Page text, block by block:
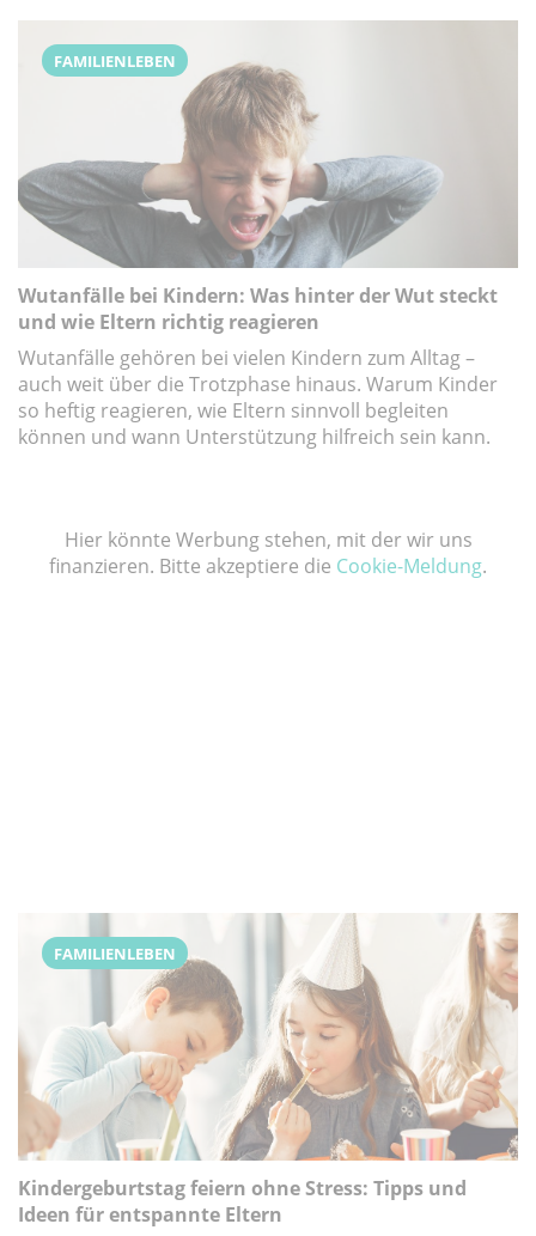
FAMILIENLEBEN
Wutanfälle bei Kindern: Was hinter der Wut steckt
und wie Eltern richtig reagieren
Wutanfälle gehören bei vielen Kindern zum Alltag –
auch weit über die Trotzphase hinaus. Warum Kinder
so heftig reagieren, wie Eltern sinnvoll begleiten
können und wann Unterstützung hilfreich sein kann.
Hier könnte Werbung stehen, mit der wir uns
finanzieren. Bitte akzeptiere die Cookie-Meldung.
FAMILIENLEBEN
Kindergeburtstag feiern ohne Stress: Tipps und
Ideen für entspannte Eltern